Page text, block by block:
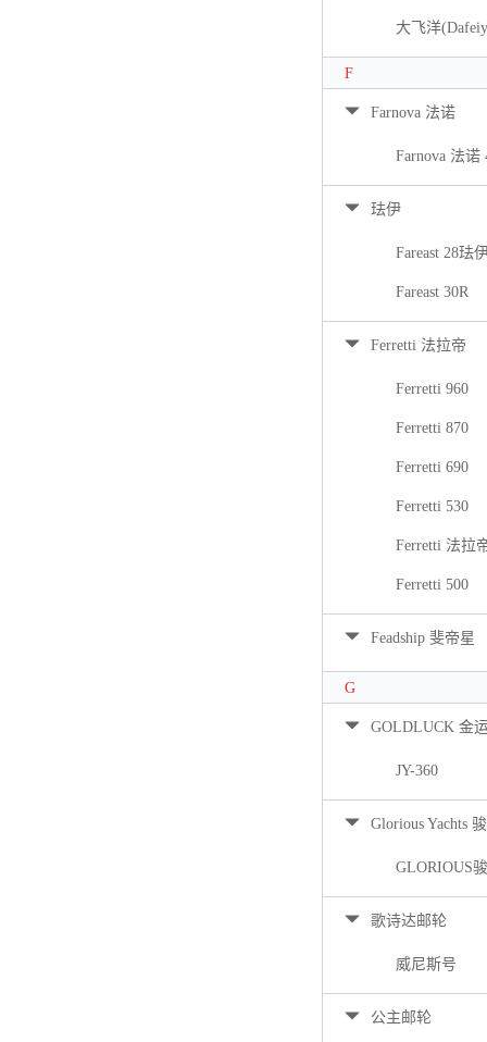
大飞洋
F
Farnova 法诺
Farnova 法诺
珐伊
Fareast 28珐
Fareast 30R
Ferretti 法拉帝
Ferretti 960
Ferretti 870
Ferretti 690
Ferretti 530
Ferretti 法拉
Ferretti 500
Feadship 斐帝星
G
GOLDLUCK 金
JY-360
Glorious Yachts
GLORIOUS
歌诗达邮轮
威尼斯号
公主邮轮